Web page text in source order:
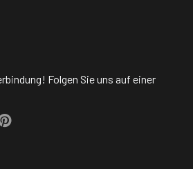
Folgen Sie uns auf einer